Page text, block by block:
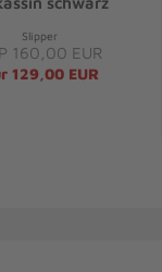
Slipper
160,00 EUR
129,00 EUR